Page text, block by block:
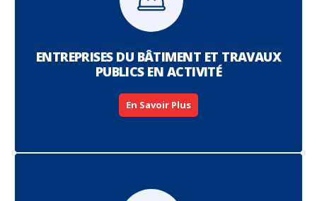
ENTREPRISES DU BÂTIMENT ET TRAVAUX
PUBLICS EN ACTIVITÉ
En Savoir Plus